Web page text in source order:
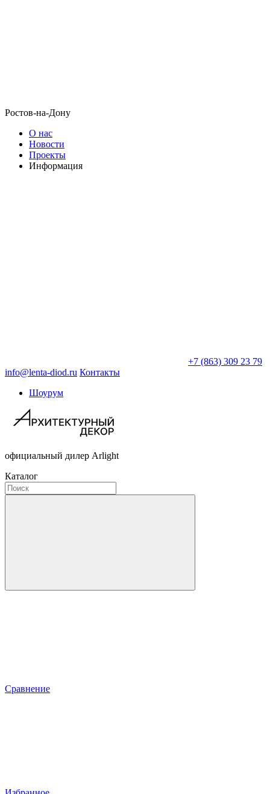
Ростов-на-Дону
О нас
Новости
Проекты
Информация
+7 (863) 309 23 79
info@lenta-diod.ru Контакты
Шоурум
официальный дилер Arlight
Каталог
Сравнение